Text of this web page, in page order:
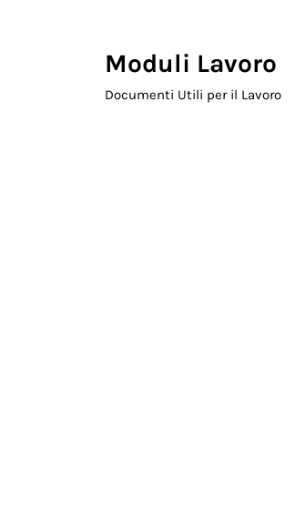
Moduli Lavoro
Documenti Utili per il Lavoro